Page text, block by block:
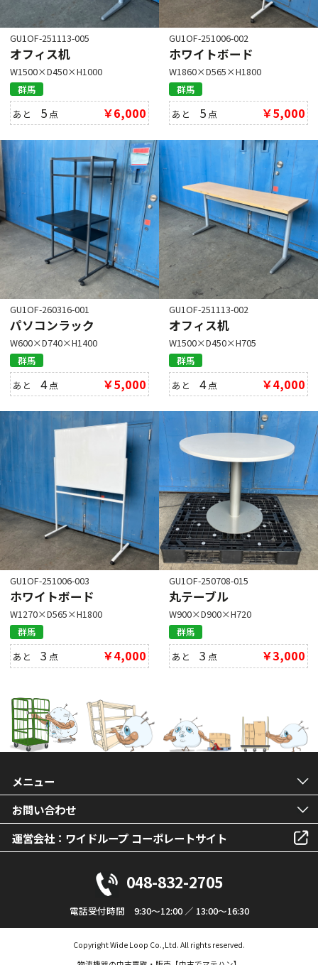
GU1OF-251113-005
オフィス机
W1500×D450×H1000
群馬
あと 5 点 ￥6,000
GU1OF-251006-002
ホワイトボード
W1860×D565×H1800
群馬
あと 5 点 ￥5,000
GU1OF-260316-001
パソコンラック
W600×D740×H1400
群馬
あと4点 ￥5,000
GU1OF-251113-002
オフィス机
W1500×D450×H705
群馬
あと4点 ￥4,000
GU1OF-251006-003
ホワイトボード
W1270×D565×H1800
群馬
あと3 点 ￥4,000
GU1OF-250708-015
丸テーブル
W900×D900×H720
群馬
あと3 点 ￥3,000
メニュー
お問い合わせ
運営会社：ワイドループ コーポレートサイト
048-832-2705
電話受付時間 9:30～12:00 ／ 13:00～16:30
Copyright Wide Loop Co.,Ltd. All rights reserved.